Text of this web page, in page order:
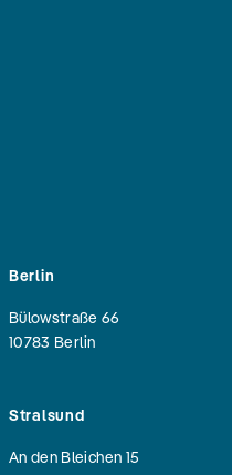
Berlin
Bülowstraße 66
10783 Berlin
Stralsund
An den Bleichen 15